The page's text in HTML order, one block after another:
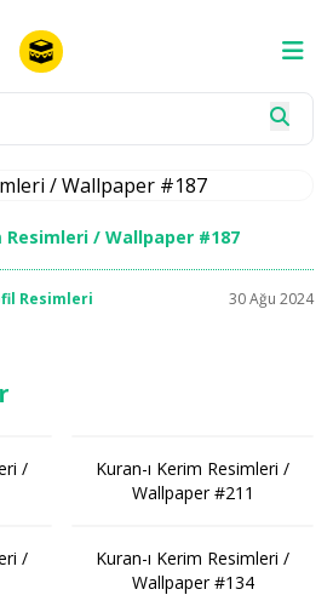
Resimleri / Wallpaper #187
Resimleri 30 Ağu 2024
/
/
Kuran-ı Kerim Resimleri /
Wallpaper #211
Kuran-ı Kerim Resimleri /
Wallpaper #134